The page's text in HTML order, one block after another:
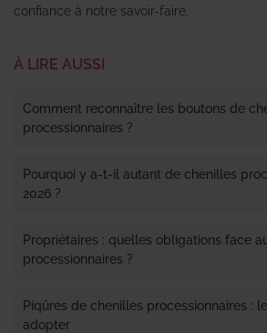
confiance à notre savoir-faire.
À LIRE AUSSI
Comment reconnaître les boutons de
processionnaires ?
Pourquoi y a-t-il autant de chenilles
2026 ?
Propriétaires : quelles obligations face
processionnaires ?
Piqûres de chenilles processionnaires :
adopter